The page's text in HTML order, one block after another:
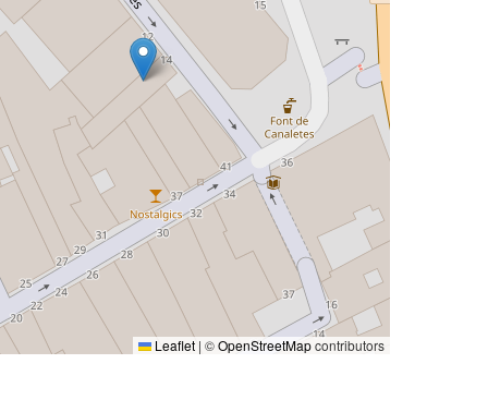
Leaflet | ©OpenStreetMapcontributors